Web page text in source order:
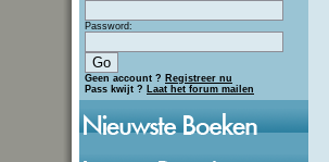
Password:
Geen account ? Registreer nu
Pass kwijt ? Laat het forum mailen